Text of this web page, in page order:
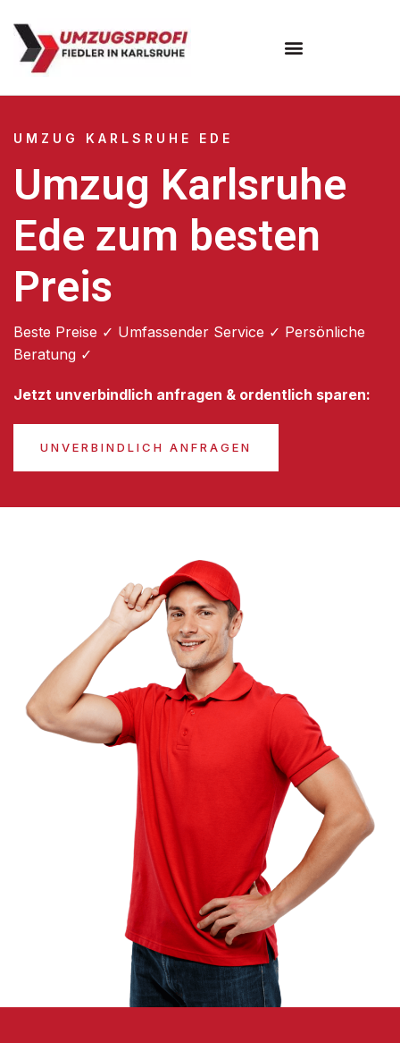
UMZUG KARLSRUHE EDE
Umzug Karlsruhe
Ede zum besten
Preis
Beste Preise ✓ Umfassender Service ✓ Persönliche
Beratung ✓
Jetzt unverbindlich anfragen & ordentlich sparen:
UNVERBINDLICH ANFRAGEN